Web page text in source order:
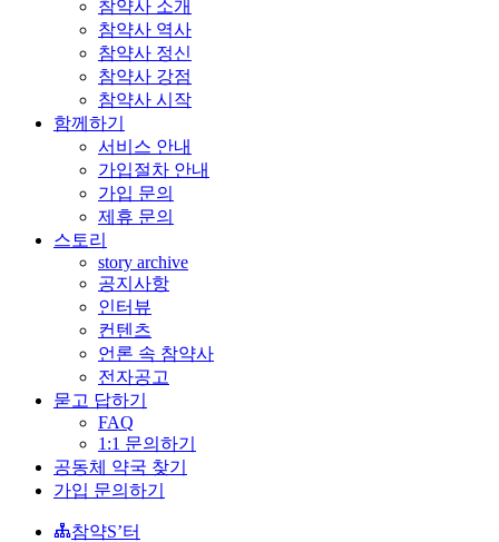
참약사 소개
참약사 역사
참약사 정신
참약사 강점
참약사 시작
함께하기
서비스 안내
가입절차 안내
가입 문의
제휴 문의
스토리
story archive
공지사항
인터뷰
컨텐츠
언론 속 참약사
전자공고
묻고 답하기
FAQ
1:1 문의하기
공동체 약국 찾기
가입 문의하기
참약S’터